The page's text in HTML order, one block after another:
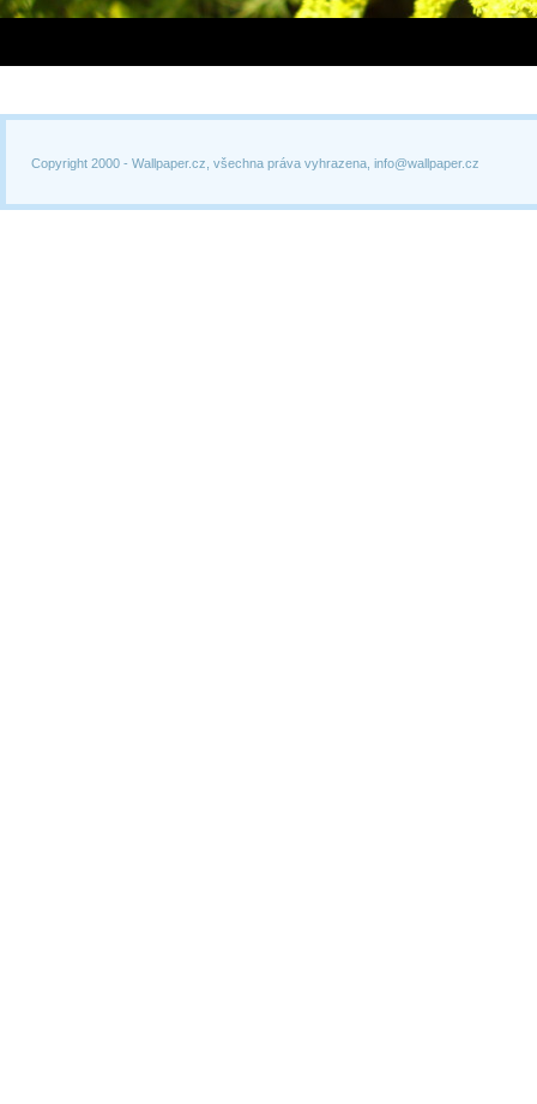
Copyright 2000 - Wallpaper.cz, všechna práva vyhrazena, info@wallpaper.cz